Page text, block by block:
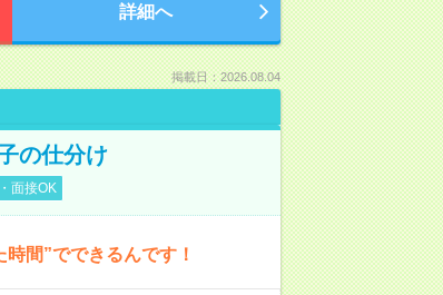
詳細へ
掲載日：2026.08.04
の仕分け
面接OK
間”でできるんです！